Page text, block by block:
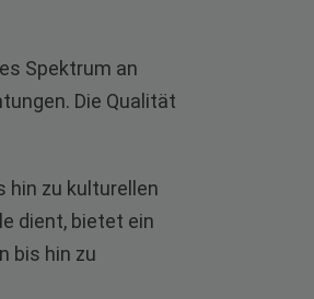
Spektrum an
Die Qualität
hin zu kulturellen
dient, bietet ein
bis hin zu